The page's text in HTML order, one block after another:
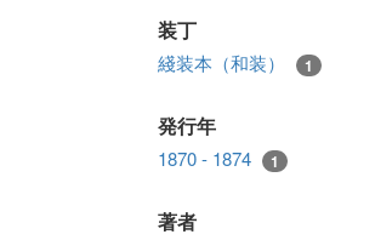
装丁
綫装本（和装） 1
発行年
1870 - 1874 1
著者